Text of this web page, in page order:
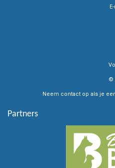
©
Neem contact op als je
Partners